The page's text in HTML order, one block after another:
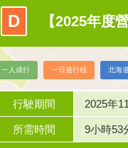
D 【2025年度
一人成行 一日遊行程 北海
行駛期間 2025年
所需時間 9小時53